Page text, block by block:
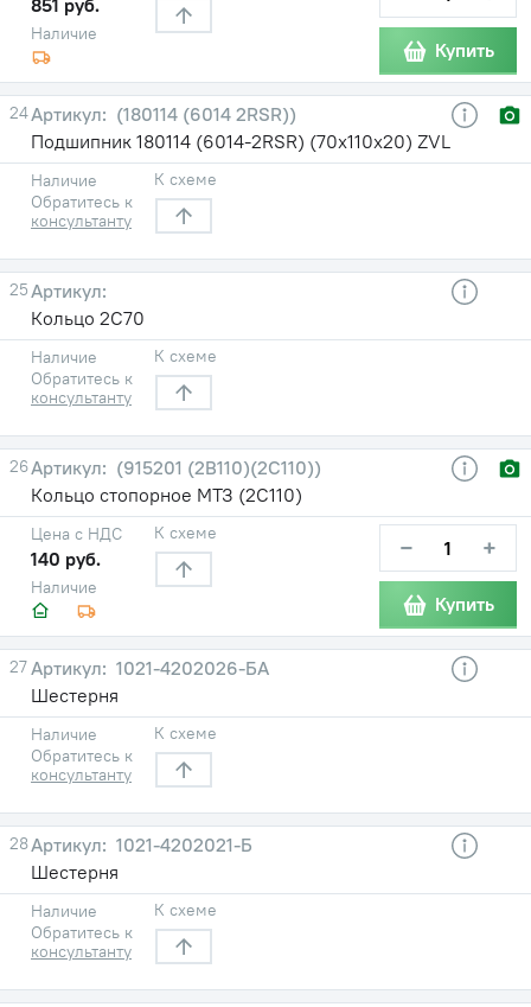
Наличие
Купить
24
(180114 (6014 2RSR))
Подшипник 180114 (6014-2RSR) (70х110х20) ZVL
Наличие
Обратитесь к
консультанту
К схеме
25
Кольцо 2С70
Наличие
Обратитесь к
консультанту
К схеме
26
(915201 (2В110)(2С110))
Кольцо стопорное МТЗ (2С110)
Наличие
Цена с НДС
140 руб.
К схеме − +
Купить
27
1021-4202026-БА
Шестерня
Наличие
Обратитесь к
консультанту
К схеме
28
1021-4202021-Б
Шестерня
Наличие
Обратитесь к
консультанту
К схеме